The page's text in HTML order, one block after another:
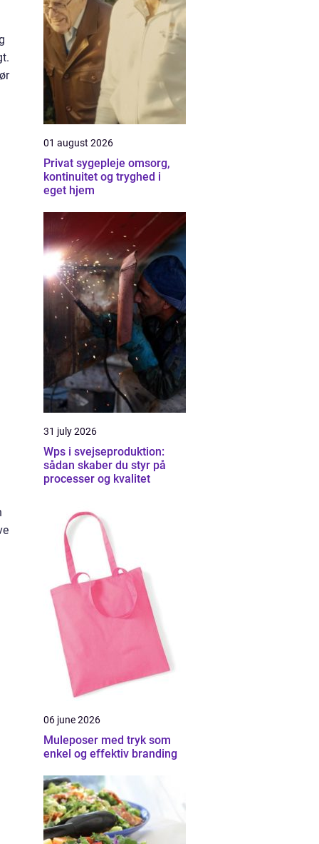
01 august 2026
Privat sygepleje omsorg,
kontinuitet og tryghed i
eget hjem
31 july 2026
Wps i svejseproduktion:
sådan skaber du styr på
processer og kvalitet
06 june 2026
Muleposer med tryk som
enkel og effektiv branding